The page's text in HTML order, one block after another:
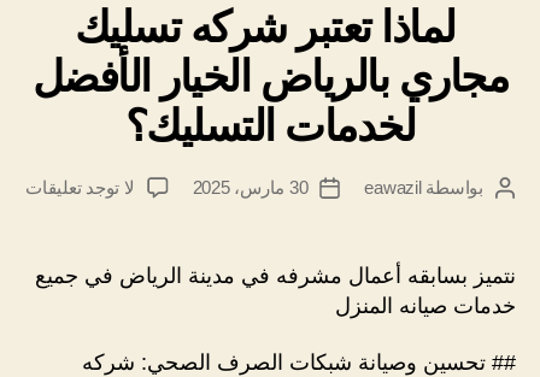
لماذا تعتبر شركه تسليك
مجاري بالرياض الخيار الأفضل
لخدمات التسليك؟
كاتببواسطةeawazil
تاريخ30 مارس، 2025 لا توجد تعليقات
نتميز بسابقه أعمال مشرفه في مدينة الرياض في جميع
خدمات صيانه المنزل
## تحسين وصيانة شبكات الصرف الصحي: شركه